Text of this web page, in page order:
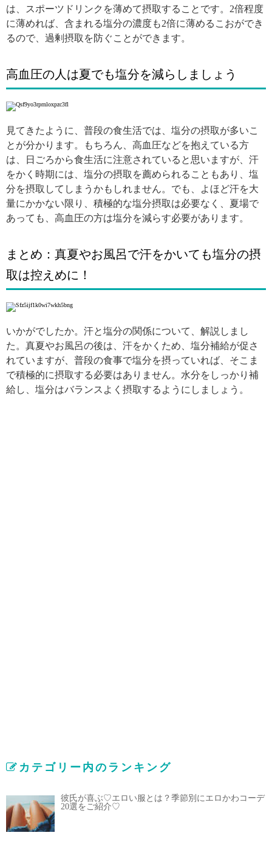
は、スポーツドリンクを薄めて摂取することです。2倍程度
に薄めれば、含まれる塩分の濃度も2倍に薄めるこおができ
るので、過剰摂取を防ぐことができます。
高血圧の人は夏でも塩分を減らしましょう
見てきたように、普段の食生活では、塩分の摂取が多いこ
とが分かります。もちろん、高血圧などを抱えている方
は、日ごろから食生活に注意されていると思いますが、汗
をかく時期には、塩分の摂取を薦められることもあり、塩
分を摂取してしまうかもしれません。でも、よほど汗を大
量にかかない限り、積極的な塩分摂取は必要なく、夏場で
あっても、高血圧の方は塩分を減らす必要があります。
まとめ：真夏やお風呂で汗をかいても塩分の摂
取は控えめに！
いかがでしたか。汗と塩分の関係について、解説しまし
た。真夏やお風呂の後は、汗をかくため、塩分補給が促さ
れていますが、普段の食事で塩分を摂っていれば、そこま
で積極的に摂取する必要はありません。水分をしっかり補
給し、塩分はバランスよく摂取するようにしましょう。
カテゴリー内のランキング
彼氏が喜ぶ♡エロい服とは？季節別にエロかわコーデ
20選をご紹介♡